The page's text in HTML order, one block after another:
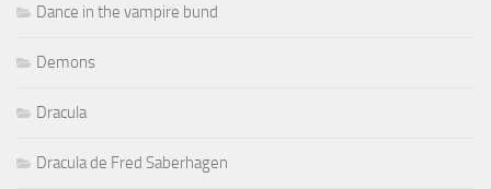
Dance in the vampire bund
Demons
Dracula
Dracula de Fred Saberhagen